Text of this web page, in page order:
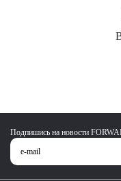
Подпишись на новости